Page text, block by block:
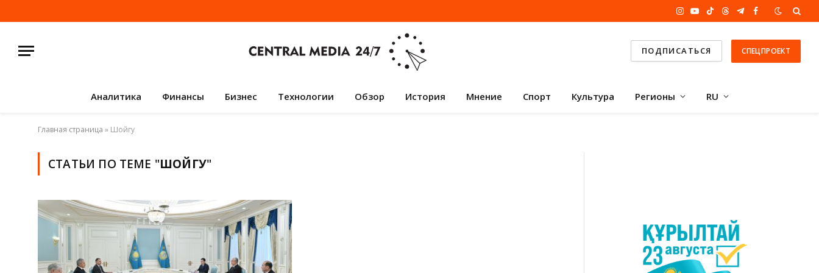
Instagram
YouTube
TikTokThreadsTelegram
Facebook
ПОДПИСАТЬСЯ СПЕЦПРОЕКТ
Аналитика Финансы Бизнес Технологии Обзор История Мнение Спорт Культура Регионы RU
Главная страница » Шойгу
СТАТЬИ ПО ТЕМЕ "ШОЙГУ"